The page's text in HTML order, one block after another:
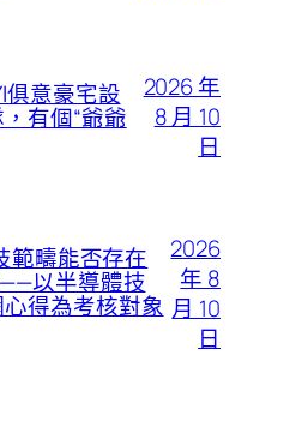
俱意豪宅設
有個“爺爺
2026 年
8 月 10
日
範疇能否存在
以半導體技
得為考核對象
2026
年 8
月 10
日